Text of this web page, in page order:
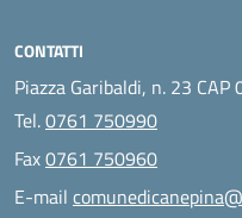
CONTATTI
Piazza Garibaldi, n. 23 CAP
Tel.0761 750990
Fax0761 750960
E-mail